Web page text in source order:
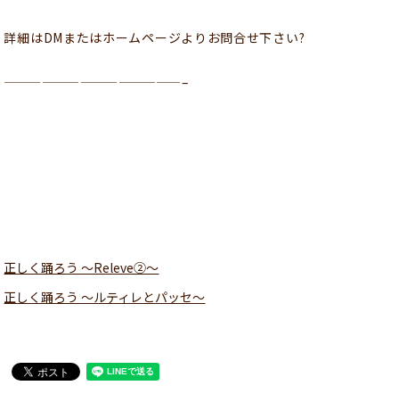
詳細はDMまたはホームページよりお問合せ下さい?
——————————————–
正しく踊ろう 〜Releve ②〜
正しく踊ろう 〜ルティレとパッセ〜